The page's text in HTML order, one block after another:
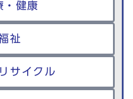
・健康
祉
サイクル